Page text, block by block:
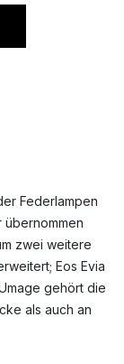
Federlampen
zwei weitere
Eos Evia
gehört die
als auch an